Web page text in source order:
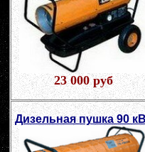
23 000 руб
Дизельная пушка 90